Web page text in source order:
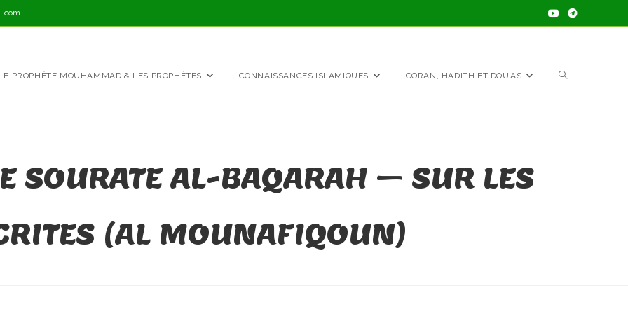
LE PROPHÈTE MOUHAMMAD & LES PROPHÈTES CONNAISSANCES ISLAMIQUES CORAN, HADITH ET DOU’AS TOGGLE
SOURATE AL-BAQARAH – SUR LES
(AL MOUNAFIQOUN)